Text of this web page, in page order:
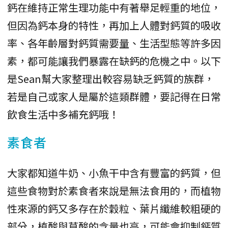
鈣在維持正常生理功能中有著舉足輕重的地位，
但因為鈣本身的特性，再加上人體對鈣質的吸收
率、各年齡層對鈣質需要量、生活型態等許多因
素，都可能讓我們暴露在缺鈣的危機之中。以下
是Sean幫大家整理出較容易缺乏鈣質的族群，
若是自己或家人是屬於這類群體，要記得在日常
飲食生活中多補充鈣哦！
素食者
大家都知道牛奶、小魚干中含有豐富的鈣質，但
這些食物對於素食者來說是無法食用的，而植物
性來源的鈣又多存在於穀粒、葉片纖維較粗硬的